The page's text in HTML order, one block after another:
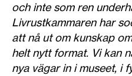
och inte som ren
Livrustkammaren har
att nå ut om kunskap
helt nytt format. Vi kan
nya vägar in i museet, i